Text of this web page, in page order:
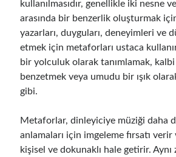
kullanılmasıdır, genellikle iki nesne
arasında bir benzerlik oluşturmak için
yazarları, duyguları, deneyimleri ve
etmek için metaforları ustaca
bir yolculuk olarak tanımlamak,
benzetmek veya umudu bir ışık
gibi.
Metaforlar, dinleyiciye müziği daha
anlamaları için imgeleme fırsatı verir
kişisel ve dokunaklı hale getirir. Aynı